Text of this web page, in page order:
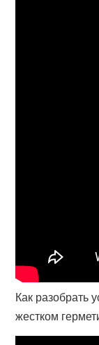
Как разобрать
жестком